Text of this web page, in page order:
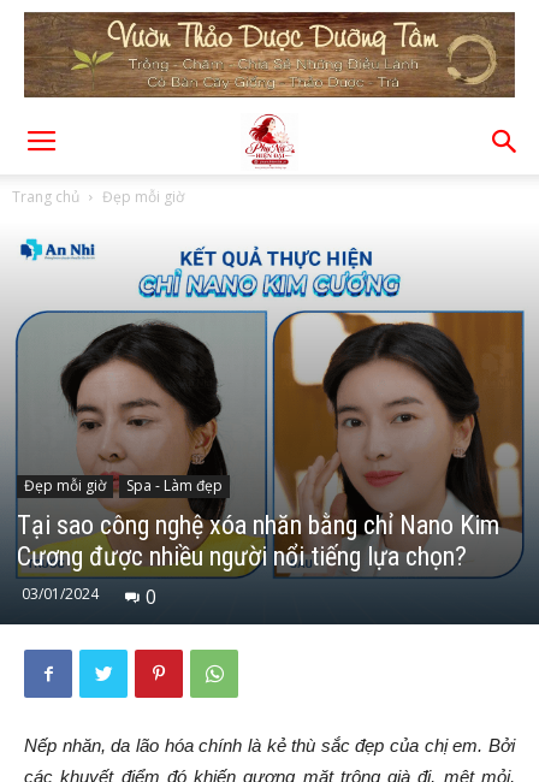
Trang chủ Đẹp mỗi giờ
Đẹp mỗi giờ Spa - Làm đẹp
Tại sao công nghệ xóa nhăn bằng chỉ Nano Kim
Cương được nhiều người nổi tiếng lựa chọn?
03/01/2024 0
Nếp nhăn, da lão hóa chính là kẻ thù sắc đẹp của chị em. Bởi
các khuyết điểm đó khiến gương mặt trông già đi, mệt mỏi,